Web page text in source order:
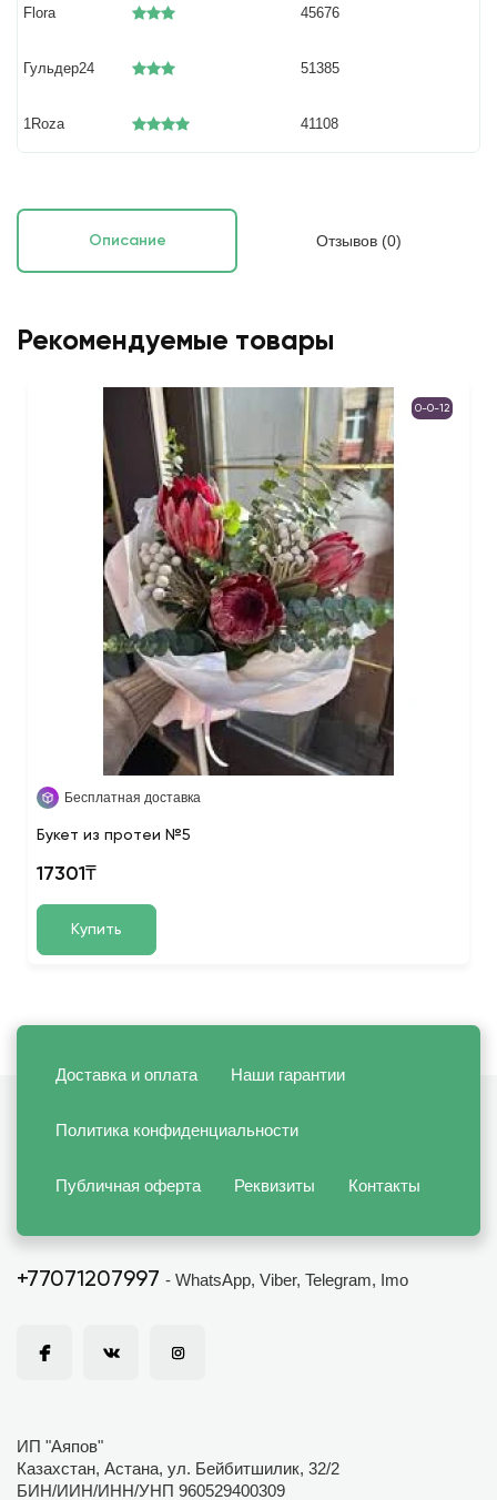
Flora 45676
Гульдер24 51385
1Roza 41108
Описание Отзывов (0)
Рекомендуемые товары
0-0-12
Бесплатная доставка
Букет из протеи №5
17301₸
Купить
Доставка и оплата Наши гарантии
Политика конфиденциальности
Публичная оферта Реквизиты Контакты
+77071207997 - WhatsApp, Viber, Telegram, Imo
ИП "Аяпов"
Казахстан, Астана, ул. Бейбитшилик, 32/2
БИН/ИИН/ИНН/УНП 960529400309